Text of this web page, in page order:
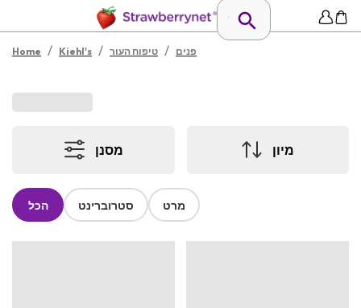
Home / Kiehl's / טיפוח העור / פנים
מסנן מיון
הכל סטרוברינט מרט